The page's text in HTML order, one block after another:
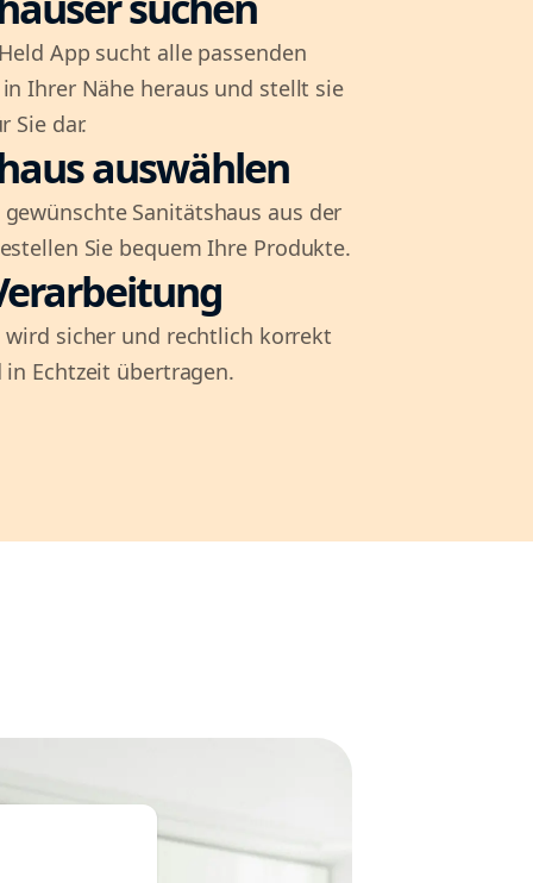
App sucht alle passenden
Ihrer Nähe heraus und stellt sie
Sie dar.
auswählen
gewünschte Sanitätshaus aus der
Sie bequem Ihre Produkte.
sicher und rechtlich korrekt
Echtzeit übertragen.